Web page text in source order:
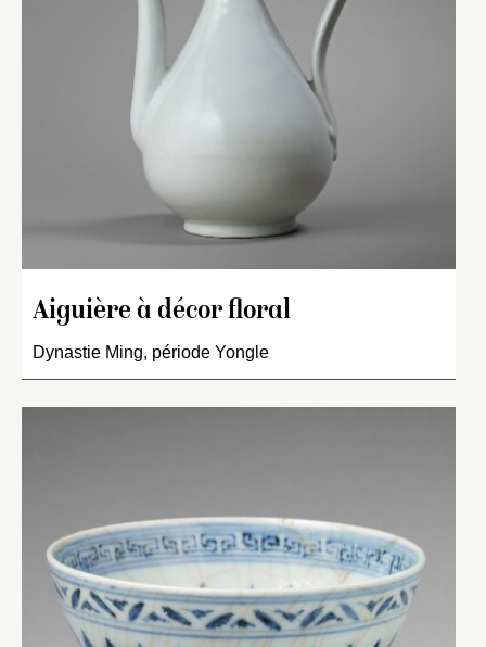
Aiguière à décor floral
Dynastie Ming, période Yongle